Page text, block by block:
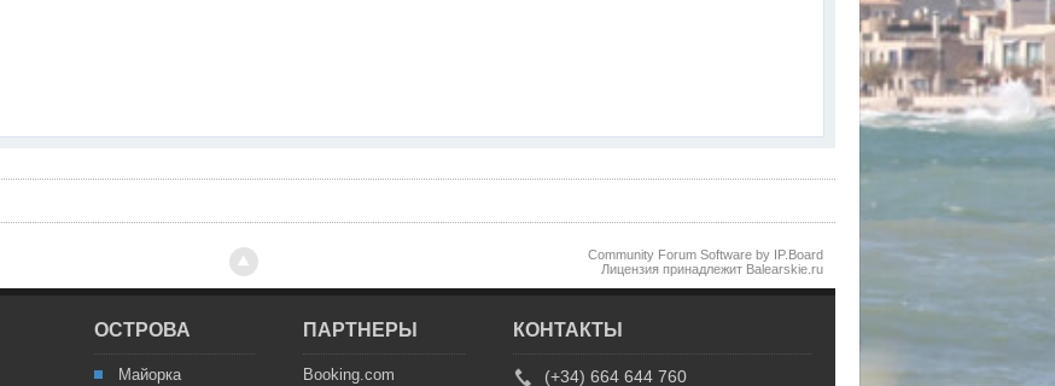
Community Forum Software by IP.Board
Лицензия принадлежит Balearskie.ru
ОСТРОВА
Майорка
ПАРТНЕРЫ
Booking.com
КОНТАКТЫ
(+34) 664 644 760